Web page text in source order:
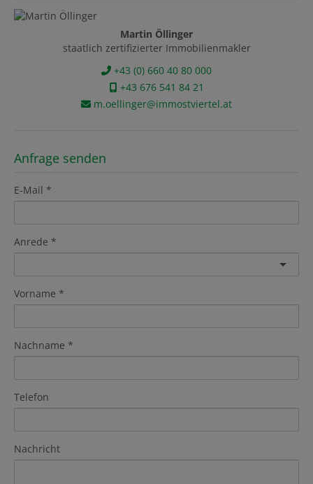
Martin Öllinger
staatlich zertifizierter Immobilienmakler
+43 (0) 660 40 80 000
+43 676 541 84 21
m.oellinger@immostviertel.at
Anfrage senden
E-Mail
Anrede
Vorname
Nachname
Telefon
Nachricht